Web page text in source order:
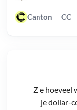
Zie hoeveel
je dollar-
Canton CC